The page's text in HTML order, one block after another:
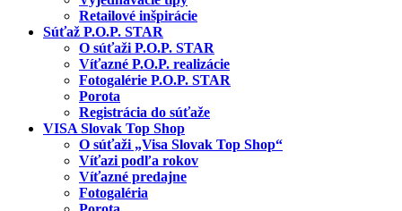
Retailové inšpirácie
Súťaž P.O.P. STAR
O súťaži P.O.P. STAR
Víťazné P.O.P. realizácie
Fotogalérie P.O.P. STAR
Porota
Registrácia do súťaže
VISA Slovak Top Shop
O súťaži „Visa Slovak Top Shop“
Víťazi podľa rokov
Víťazné predajne
Fotogaléria